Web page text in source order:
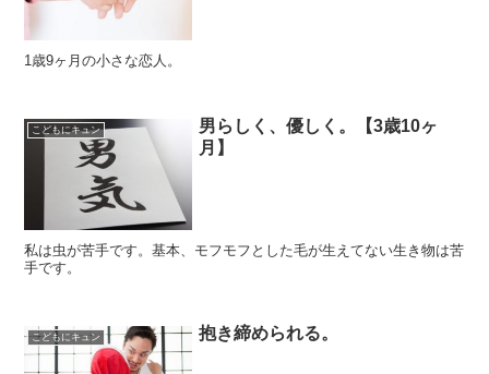
1歳9ヶ月の小さな恋人。
こどもにキュン
男らしく、優しく。【3歳10ヶ
月】
私は虫が苦手です。基本、モフモフとした毛が生えてない生き物は苦
手です。
こどもにキュン 抱き締められる。